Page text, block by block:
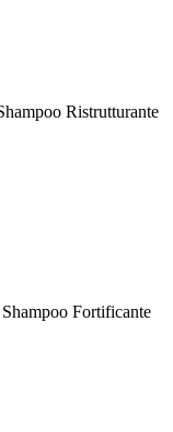
Ristrutturante
Fortificante